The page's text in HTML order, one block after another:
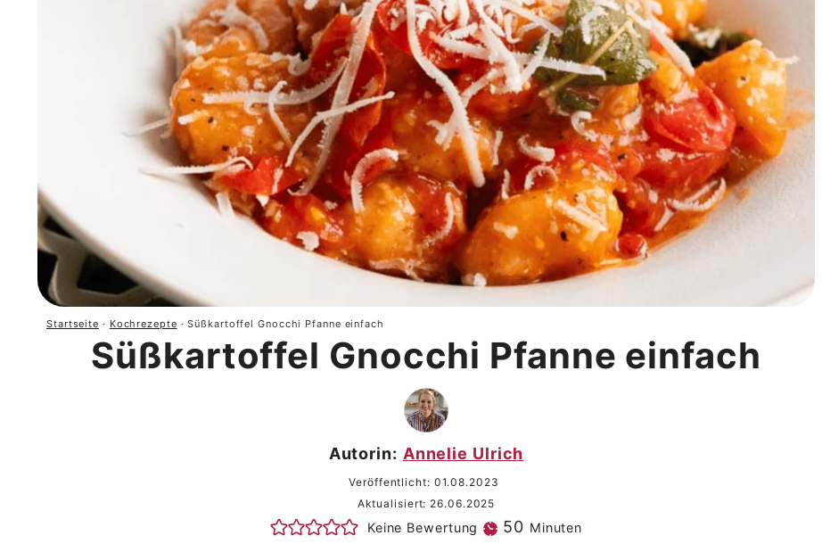
Startseite · Kochrezepte ·Süßkartoffel Gnocchi Pfanne einfach
Süßkartoffel Gnocchi Pfanne einfach
Autorin: Annelie Ulrich
Veröffentlicht: 01.08.2023
Aktualisiert: 26.06.2025
Keine Bewertung 50Minuten
Minuten